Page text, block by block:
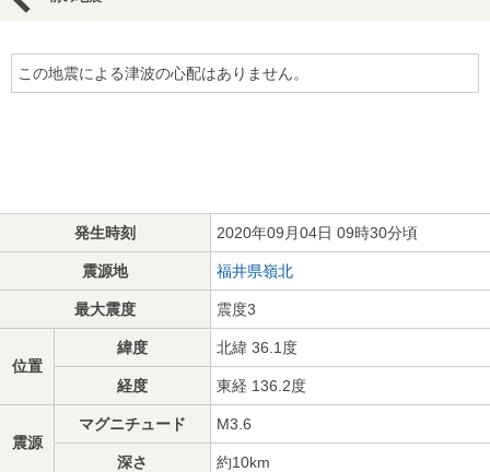
この地震による津波の心配はありません。
発生時刻 2020年09月04日 09時30分頃
震源地 福井県嶺北
最大震度 震度3
位置
緯度 北緯 36.1度
経度 東経 136.2度
震源
マグニチュード M3.6
深さ 約10km